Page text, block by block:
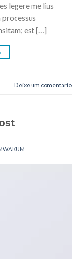
legere me lius
est […]
Deixe um comentário